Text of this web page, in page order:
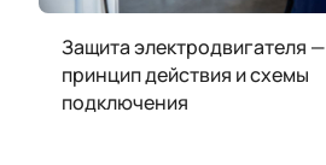
Защита электродвигателя —
принцип действия и схемы
подключения